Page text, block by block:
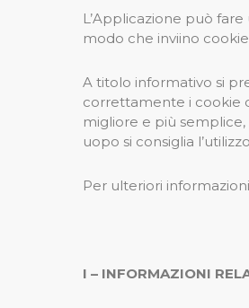
L’Applicazione può
modo che inviino
A titolo informativo si
correttamente i cookie
migliore e più
uopo si consiglia
Per ulteriori
I – INFORMAZIONI